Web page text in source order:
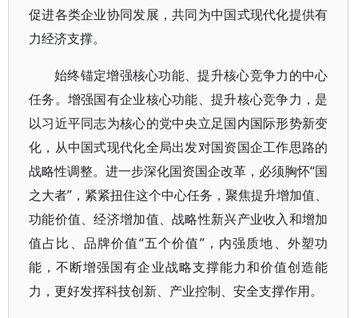
促进各类企业协同发展，共同为中国式现代化提供有
力经济支撑。
始终锚定增强核心功能、提升核心竞争力的中心
任务。增强国有企业核心功能、提升核心竞争力，是
以习近平同志为核心的党中央立足国内国际形势新变
化，从中国式现代化全局出发对国资国企工作思路的
战略性调整。进一步深化国资国企改革，必须胸怀“国
之大者”，紧紧扭住这个中心任务，聚焦提升增加值、
功能价值、经济增加值、战略性新兴产业收入和增加
值占比、品牌价值“五个价值”，内强质地、外塑功
能，不断增强国有企业战略支撑能力和价值创造能
力，更好发挥科技创新、产业控制、安全支撑作用。